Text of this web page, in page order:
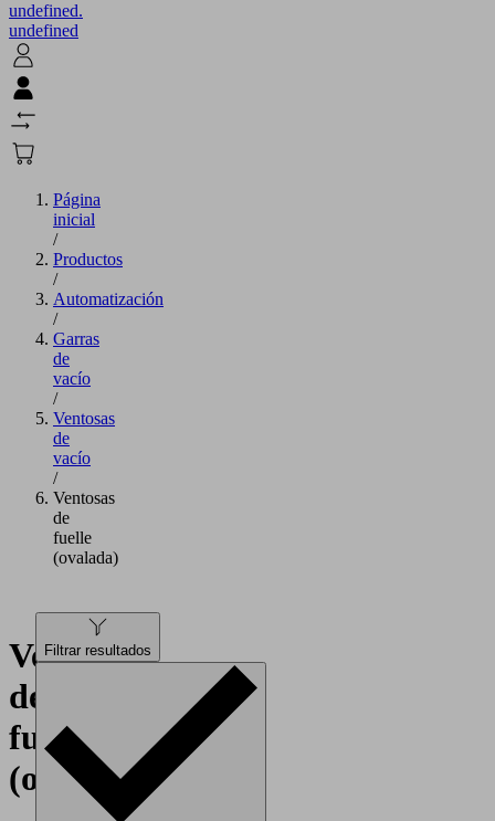
undefined.
undefined
Página
inicial
/
Productos
/
Automatización
/
Garras
de
vacío
/
Ventosas
de
vacío
/
Ventosas
de
fuelle
(ovalada)
Ventosas
de
fuelle
(ovalada)
Filtrar resultados